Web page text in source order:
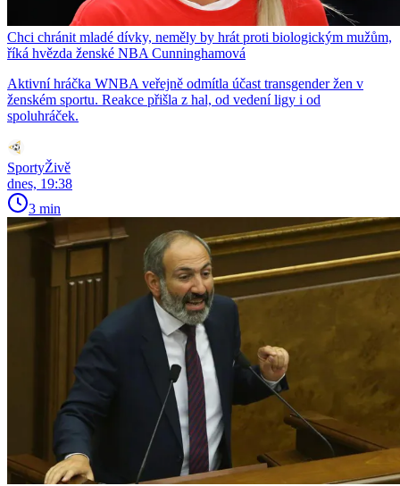
Chci chránit mladé dívky, neměly by hrát proti biologickým mužům,
říká hvězda ženské NBA Cunninghamová
Aktivní hráčka WNBA veřejně odmítla účast transgender žen v
ženském sportu. Reakce přišla z hal, od vedení ligy i od
spoluhráček.
SportyŽivě
dnes, 19:38
3 min